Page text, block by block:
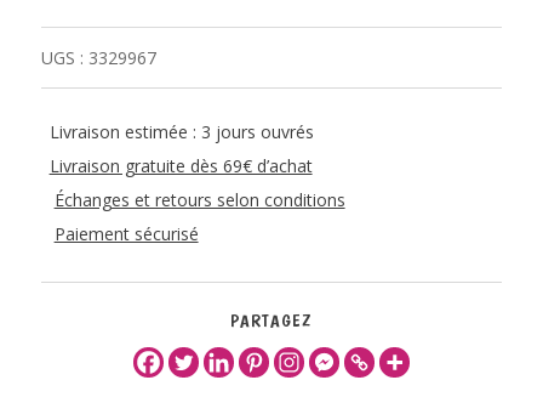
UGS : 3329967
Livraison estimée : 3 jours ouvrés
Livraison gratuite dès 69€ d’achat
Échanges et retours selon conditions
Paiement sécurisé
PARTAGEZ